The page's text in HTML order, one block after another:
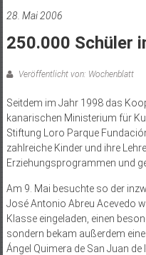
28. Mai 2006
250.000 Schüler
Veröffentlicht von: Wochenblatt
Seitdem im Jahr 1998 das
kanarischen Ministerium für
Stiftung Loro Parque
zahlreiche Kinder und ihre
Erziehungsprogrammen und
Am 9. Mai besuchte so der
José Antonio Abreu Acevedo
Klasse eingeladen, einen
sondern bekam außerdem
Ángel Quimera de San Juan